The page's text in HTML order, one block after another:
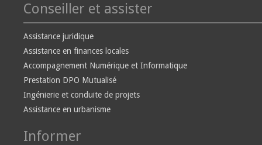
Conseiller et assister
Assistance juridique
Assistance en finances locales
Accompagnement Numérique et Informatique
Prestation DPO Mutualisé
Ingénierie et conduite de projets
Assistance en urbanisme
Informer